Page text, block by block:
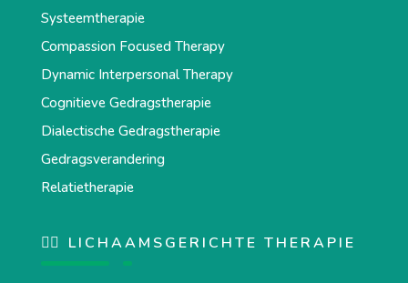
Systeemtherapie
Compassion Focused Therapy
Dynamic Interpersonal Therapy
Cognitieve Gedragstherapie
Dialectische Gedragstherapie
Gedragsverandering
Relatietherapie
💆‍♂️ LICHAAMSGERICHTE THERAPIE